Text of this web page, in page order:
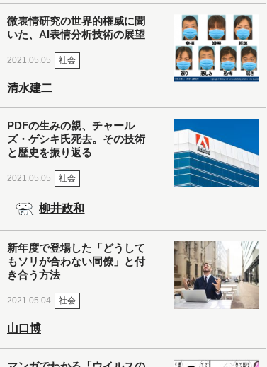
微表情研究の世界的権威に聞
いた、AI表情分析技術の展望
2021.05.05 社会
清水建二
PDFの生みの親、チャール
ズ・ゲシキ氏死去。その技術
と歴史を振り返る
2021.05.05 社会
柳井政和
新年度で登場した「どうして
もソリが合わない同僚」と付
き合う方法
2021.05.04 社会
山口博